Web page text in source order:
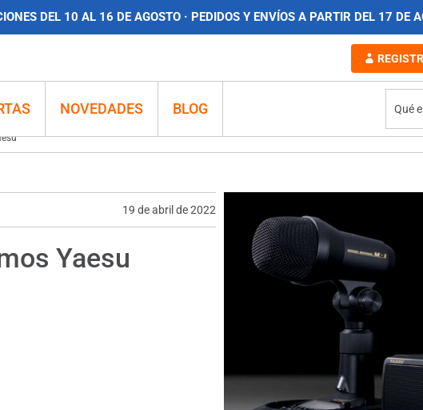
DEL 10 AL 16 DE AGOSTO · PEDIDOS Y ENVÍOS A PARTIR DEL 17 DE
NOVEDADES
BLOG
19 de abril de 2022
Yaesu